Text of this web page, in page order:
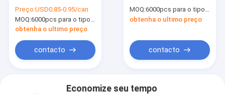
de silicone com
pressão e Desgaste-
resistência fortes
Preço:USD0.85-0.95/can
MOQ:6000pcs para o tipo de Aristo, 15000pcs para o tipo do cliente
obtenha o ultimo preço
contacto
lubrificantes do
molde com
da água
MOQ:6000pcs para o tipo de Aristo, 15000pcs para o tipo do cliente
obtenha o ultimo preço
contacto
Economize seu tempo